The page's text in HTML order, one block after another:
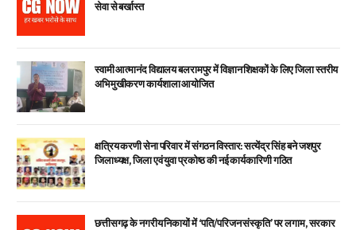
सेवा से बर्खास्त
स्वामी आत्मानंद विद्यालय बलरामपुर में विज्ञान शिक्षकों के लिए जिला स्तरीय
अभिमुखीकरण कार्यशाला आयोजित
क्षत्रिय करणी सेना परिवार में संगठन विस्तार: सत्येंद्र सिंह बने जशपुर
जिलाध्यक्ष, जिला एवं युवा प्रकोष्ठ की नई कार्यकारिणी गठित
छत्तीसगढ़ के नगरीय निकायों में ‘पति/परिजन संस्कृति’ पर लगाम, सरकार